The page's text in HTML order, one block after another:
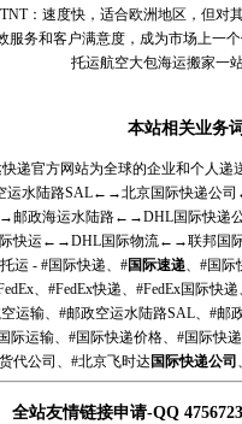
TNT：速度快，适合欧洲地区，但对
务和客户满意度，成为市场上一
托运航空大包海运搬家一
本站相关业务
递官方网站为全球的企业和个人递
运水陆路SAL←→北京国际快递公司
邮政海运水陆路←→DHL国际快递
快运←→DHL国际物流←→联邦国
运 - #国际快递、#国际速递、#国际
、#FedEx快递、#FedEx国际快
运输、#邮政空运水陆路SAL、#
际运输、#国际快递价格、#国际快
代公司、#北京飞时达国际快递公司
全站友情链接申请-QQ